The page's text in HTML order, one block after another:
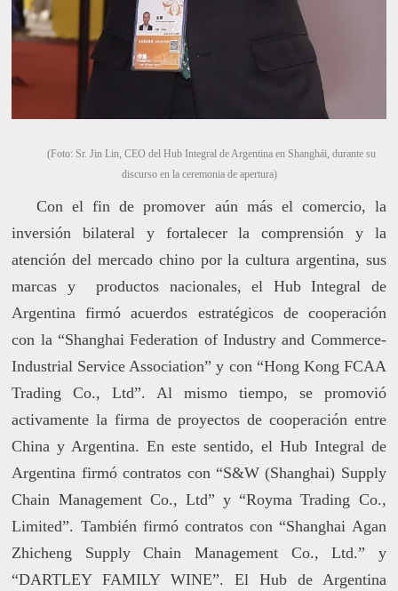
(Foto: Sr. Jin Lin, CEO del Hub Integral de Argentina en Shanghái, durante su
discurso en la ceremonia de apertura)
Con el fin de promover aún más el comercio, la
inversión bilateral y fortalecer la comprensión y la
atención del mercado chino por la cultura argentina, sus
marcas y productos nacionales, el Hub Integral de
Argentina firmó acuerdos estratégicos de cooperación
con la “Shanghai Federation of Industry and Commerce-
Industrial Service Association” y con “Hong Kong FCAA
Trading Co., Ltd”. Al mismo tiempo, se promovió
activamente la firma de proyectos de cooperación entre
China y Argentina. En este sentido, el Hub Integral de
Argentina firmó contratos con “S&W (Shanghai) Supply
Chain Management Co., Ltd” y “Royma Trading Co.,
Limited”. También firmó contratos con “Shanghai Agan
Zhicheng Supply Chain Management Co., Ltd.” y
“DARTLEY FAMILY WINE”. El Hub de Argentina